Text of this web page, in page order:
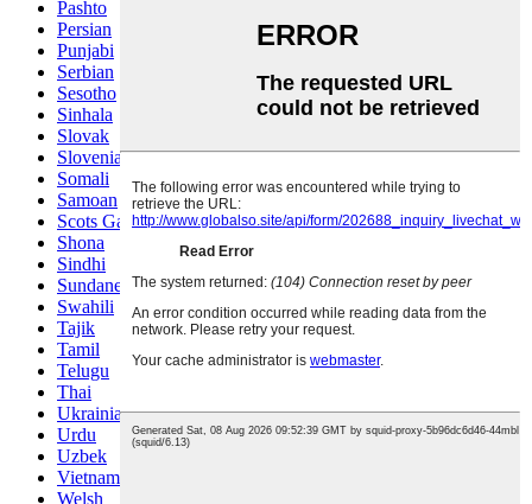
Pashto
Persian
Punjabi
Serbian
Sesotho
Sinhala
Slovak
Slovenian
Somali
Samoan
Scots Gaelic
Shona
Sindhi
Sundanese
Swahili
Tajik
Tamil
Telugu
Thai
Ukrainian
Urdu
Uzbek
Vietnamese
Welsh